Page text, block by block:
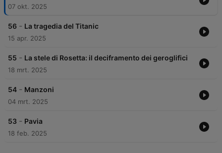
07 okt. 2025
56 - La tragedia del Titanic
15 apr. 2025
55 - La stele di Rosetta: il deciframento dei geroglifici
18 mrt. 2025
54 - Manzoni
04 mrt. 2025
53 - Pavia
18 feb. 2025